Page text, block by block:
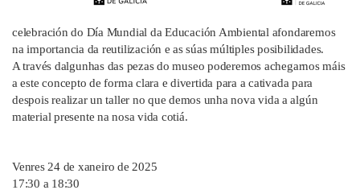
celebración do Día Mundial da Educación Ambiental afondaremos
na importancia da reutilización e as súas múltiples posibilidades.
A través dalgunhas das pezas do museo poderemos achegarnos máis
a este concepto de forma clara e divertida para a cativada para
despois realizar un taller no que demos unha nova vida a algún
material presente na nosa vida cotiá.
Venres 24 de xaneiro de 2025
17:30 a 18:30